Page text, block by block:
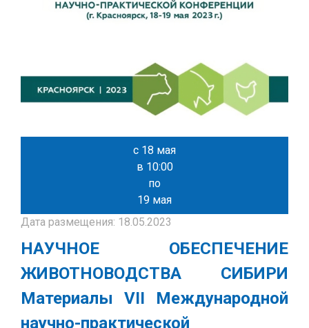
с 18 мая
в 10:00
по
19 мая
Дата размещения: 18.05.2023
НАУЧНОЕ ОБЕСПЕЧЕНИЕ
ЖИВОТНОВОДСТВА СИБИРИ
Материалы VII Международной
научно-практической